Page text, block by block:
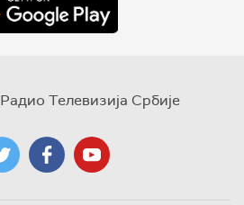
Радио Телевизија Србије